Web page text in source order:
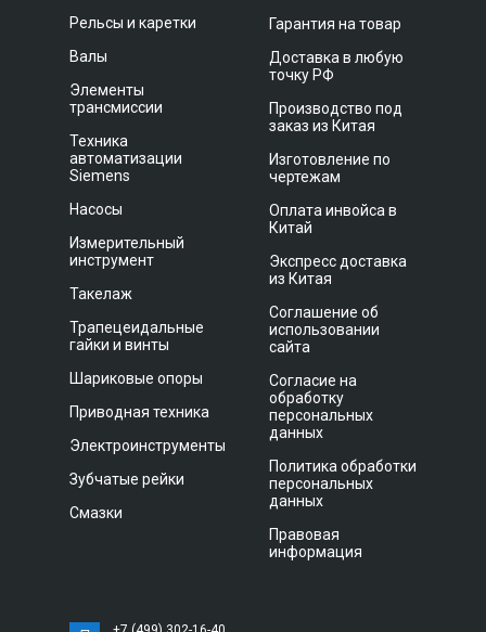
Рельсы и каретки
Валы
Элементы
трансмиссии
Техника
автоматизации
Siemens
Насосы
Измерительный
инструмент
Такелаж
Трапецеидальные
гайки и винты
Шариковые опоры
Приводная техника
Электроинструменты
Зубчатые рейки
Смазки
Гарантия на товар
Доставка в любую
точку РФ
Производство под
заказ из Китая
Изготовление по
чертежам
Оплата инвойса в
Китай
Экспресс доставка
из Китая
Соглашение об
использовании
сайта
Согласие на
обработку
персональных
данных
Политика обработки
персональных
данных
Правовая
информация